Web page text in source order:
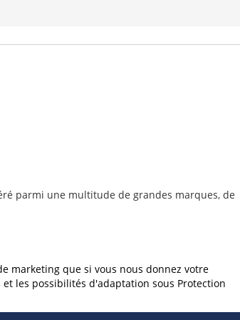
parmi une multitude de grandes marques, de
marketing que si vous nous donnez votre
les possibilités d'adaptation sous Protection